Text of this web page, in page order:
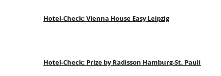
Hotel-Check: Vienna House Easy Leipzig
Hotel-Check: Prize by Radisson Hamburg-St. Pauli